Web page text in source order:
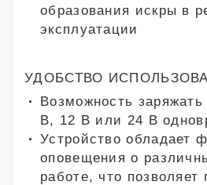
образования искры в
эксплуатации
УДОБСТВО
Возможность
В, 12 В или 24 В
Устройство обладает
оповещения о
работе, что позволяет